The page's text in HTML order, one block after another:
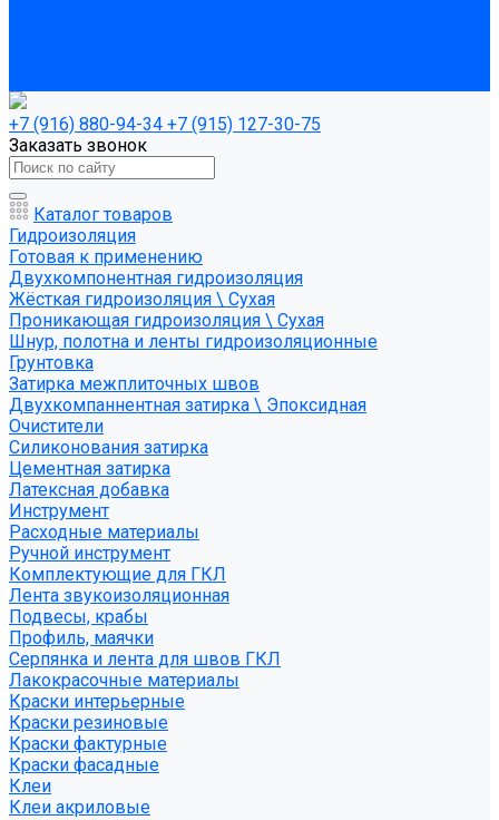
+7 (916) 880-94-34 +7 (915) 127-30-75
Заказать звонок
Каталог товаров
Гидроизоляция
Готовая к применению
Двухкомпонентная гидроизоляция
Жёсткая гидроизоляция \ Сухая
Проникающая гидроизоляция \ Сухая
Шнур, полотна и ленты гидроизоляционные
Грунтовка
Затирка межплиточных швов
Двухкомпаннентная затирка \ Эпоксидная
Очистители
Силиконования затирка
Цементная затирка
Латексная добавка
Инструмент
Расходные материалы
Ручной инструмент
Комплектующие для ГКЛ
Лента звукоизоляционная
Подвесы, крабы
Профиль, маячки
Серпянка и лента для швов ГКЛ
Лакокрасочные материалы
Краски интерьерные
Краски резиновые
Краски фактурные
Краски фасадные
Клеи
Клеи акриловые